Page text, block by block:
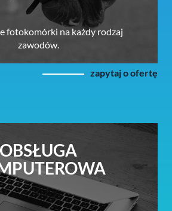
fotokomórki na każdy rodzaj
zawodów.
zapytaj o ofertę
OBSŁUGA